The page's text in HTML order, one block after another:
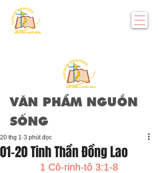
VĂN PHẨM NGUỒN
SỐNG
01-20 Tinh Thần Đồng Lao
20 thg 1 3 phút đọc
1 Cô-rinh-tô 3:1-8